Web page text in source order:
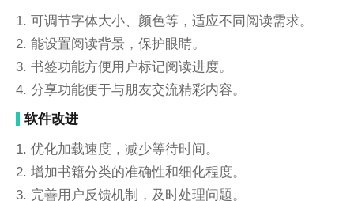
1. 可调节字体大小、颜色等，适应不同阅读需求。
2. 能设置阅读背景，保护眼睛。
3. 书签功能方便用户标记阅读进度。
4. 分享功能便于与朋友交流精彩内容。
软件改进
1. 优化加载速度，减少等待时间。
2. 增加书籍分类的准确性和细化程度。
3. 完善用户反馈机制，及时处理问题。